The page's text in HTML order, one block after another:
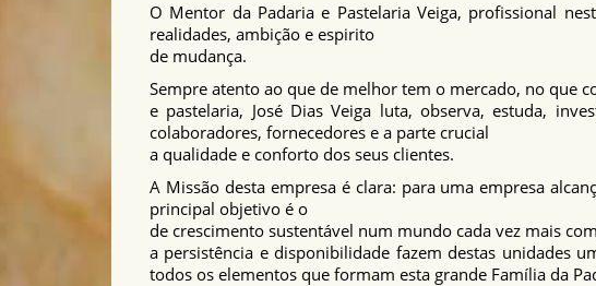
O Mentor da Padaria e Pastelaria Veiga, profissional
realidades, ambição e espirito
de mudança.
Sempre atento ao que de melhor tem o mercado, no que
e pastelaria, José Dias Veiga luta, observa, estuda,
colaboradores, fornecedores e a parte crucial
a qualidade e conforto dos seus clientes.
A Missão desta empresa é clara: para uma empresa
principal objetivo é o
de crescimento sustentável num mundo cada vez mais
a persistência e disponibilidade fazem destas unidades
todos os elementos que formam esta grande Família da